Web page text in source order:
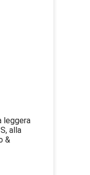
leggera
alla
&